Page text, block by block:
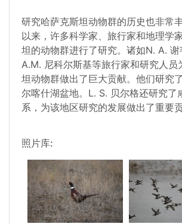
研究哈萨克斯坦动物群的历史也非常
以来，许多科学家、旅行家和地理学
坦的动物群进行了研究。诸如N. A.
A.M. 尼科尔斯基等旅行家和研究人员
坦动物群做出了巨大贡献。他们研究
尔喀什湖盆地。L. S. 贝尔格还研究了
系，为该地区研究的发展做出了重要贡
照片库: